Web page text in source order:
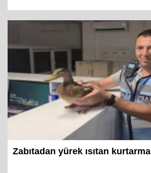
Zabıtadan yürek ısıtan kurtarma